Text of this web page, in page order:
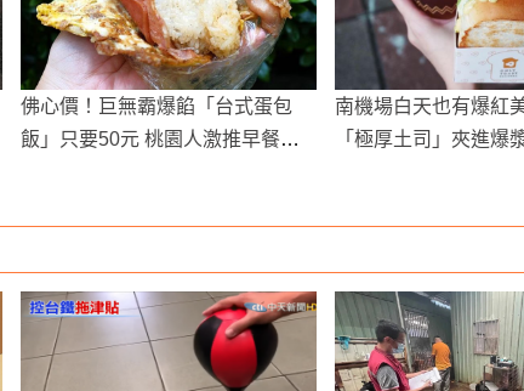
佛心價！巨無霸爆餡「台式蛋包
飯」只要50元 桃園人激推早餐必
南機場白天也有爆紅
「極厚土司」夾進爆